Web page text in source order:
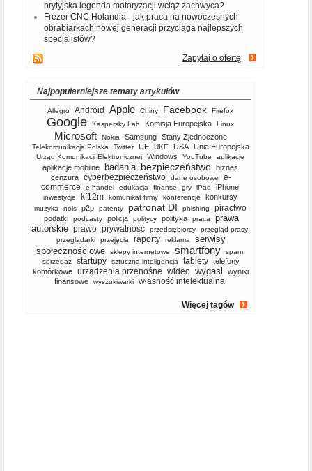
brytyjska legenda motoryzacji wciąż zachwyca?
Frezer CNC Holandia - jak praca na nowoczesnych
obrabiarkach nowej generacji przyciąga najlepszych
specjalistów?
Zapytaj o ofertę
Najpopularniejsze tematy artykułów
Allegro Android Apple Chiny Facebook Firefox
Google Kaspersky Lab Komisja Europejska Linux
Microsoft Nokia Samsung Stany Zjednoczone
Telekomunikacja Polska Twitter UE UKE USA Unia Europejska
Urząd Komunikacji Elektronicznej Windows YouTube aplikacje
aplikacje mobilne badania bezpieczeństwo biznes
cenzura cyberbezpieczeństwo dane osobowe
e-
commerce
e-handel edukacja finanse gry iPad iPhone
inwestycje kf12m komunikat firmy konferencje konkursy
muzyka nols p2p patenty patronat DI phishing piractwo
podatki podcasty policja politycy polityka praca
prawa
autorskie prawo prywatność przedsiębiorcy
przegląd prasy
przeglądarki
przejęcia raporty reklama
serwisy
społecznościowe
sklepy internetowe smartfony
spam
sprzedaż
startupy sztuczna inteligencja tablety telefony
komórkowe
urządzenia przenośne wideo wygasl
wyniki
finansowe
wyszukiwarki własność intelektualna
Więcej tagów